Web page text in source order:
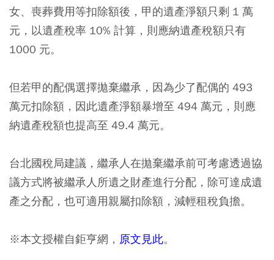
女、喪葬費用等扣除額後，甲的遺產淨額只剩 1 萬
元，以遺產稅率 10% 計算，則應納遺產稅額只有
1000 元。
但若甲的配偶選擇拋棄繼承，因為少了配偶的 493
萬元扣除額，因此遺產淨額暴增至 494 萬元，則應
納遺產稅額也提高至 49.4 萬元。
台北國稅局建議，繼承人在拋棄繼承前可考慮透過協
議方式將被繼承人所遺之財產進行分配，除可達成遺
產之分配，也可適用親屬扣除額，減輕租稅負擔。
※本文授權自鉅亨網， 原文見此。